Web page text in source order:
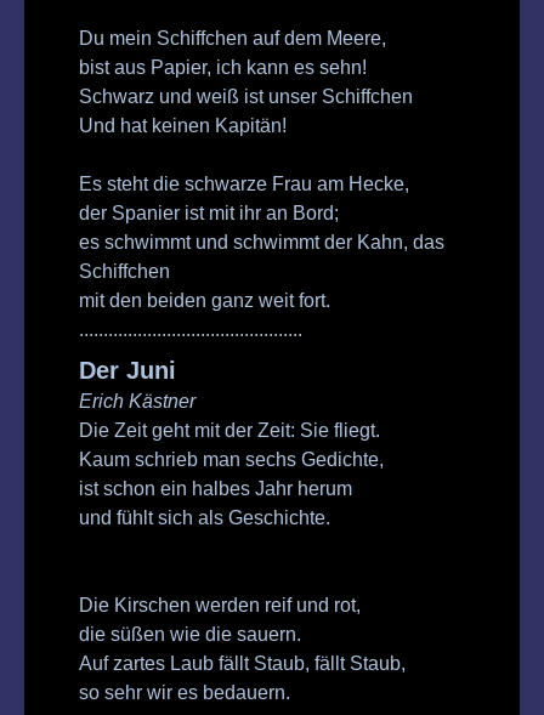
Du mein Schiffchen auf dem Meere,
bist aus Papier, ich kann es sehn!
Schwarz und weiß ist unser Schiffchen
Und hat keinen Kapitän!
Es steht die schwarze Frau am Hecke,
der Spanier ist mit ihr an Bord;
es schwimmt und schwimmt der Kahn, das
Schiffchen
mit den beiden ganz weit fort.
..............................................
Der Juni
Erich Kästner
Die Zeit geht mit der Zeit: Sie fliegt.
Kaum schrieb man sechs Gedichte,
ist schon ein halbes Jahr herum
und fühlt sich als Geschichte.
Die Kirschen werden reif und rot,
die süßen wie die sauern.
Auf zartes Laub fällt Staub, fällt Staub,
so sehr wir es bedauern.